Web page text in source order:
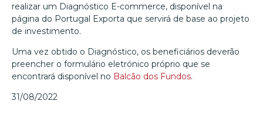
realizar um Diagnóstico E-commerce, disponível na
página do Portugal Exporta que servirá de base ao projeto
de investimento.
Uma vez obtido o Diagnóstico, os beneficiários deverão
preencher o formulário eletrónico próprio que se
encontrará disponível no Balcão dos Fundos.
31/08/2022